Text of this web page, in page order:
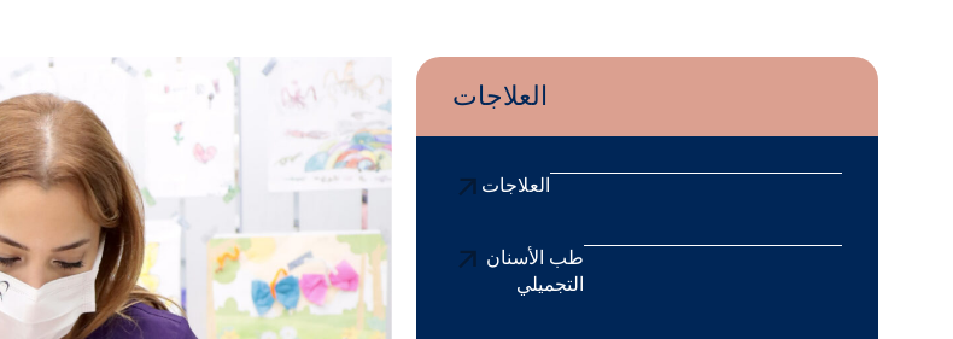
العلاجات
العلاجات
طب الأسنان
التجميلي